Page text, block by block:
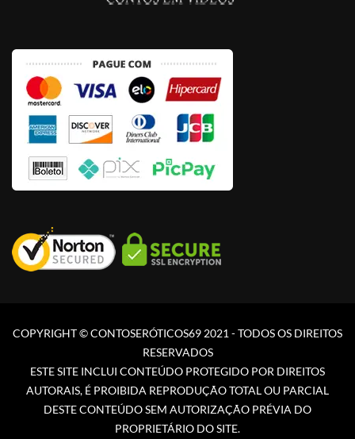
COPYRIGHT © CONTOSERÓTICOS69 2021 - TODOS OS DIREITOS
RESERVADOS
ESTE SITE INCLUI CONTEÚDO PROTEGIDO POR DIREITOS
AUTORAIS, É PROIBIDA REPRODUÇÃO TOTAL OU PARCIAL
DESTE CONTEÚDO SEM AUTORIZAÇÃO PRÉVIA DO
PROPRIETÁRIO DO SITE.